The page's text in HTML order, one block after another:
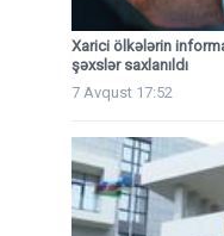
Xarici ölkələrin
şəxslər saxlanıldı
7 Avqust 17:52